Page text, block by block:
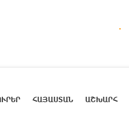
ՀԱՅԱՍՏԱՆ ԱՇԽԱՐՀ